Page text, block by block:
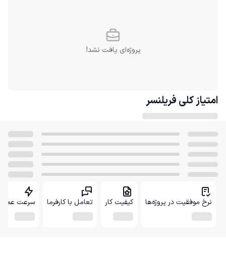
پروژه‌ای یافت نشد!
امتیاز کلی فریلنسر
نرخ موفقیت در پروژه‌ها کیفیت کار تعامل با کارفرما سرعت عمل